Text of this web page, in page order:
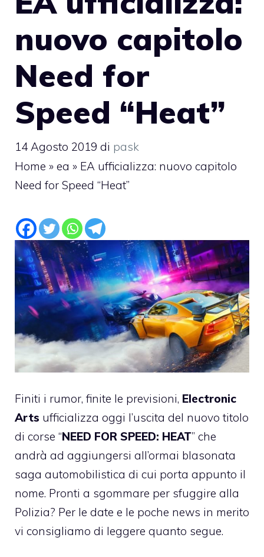
nuovo capitolo
Need for
Speed “Heat”
14 Agosto 2019 di pask
Home » ea » EA ufficializza: nuovo capitolo
Need for Speed “Heat”
Finiti i rumor, finite le previsioni, Electronic
Arts ufficializza oggi l’uscita del nuovo titolo
di corse “NEED FOR SPEED: HEAT” che
andrà ad aggiungersi all’ormai blasonata
saga automobilistica di cui porta appunto il
nome. Pronti a sgommare per sfuggire alla
Polizia? Per le date e le poche news in merito
vi consigliamo di leggere quanto segue.